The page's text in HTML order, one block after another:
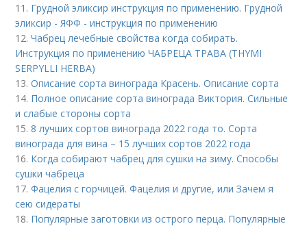
11. Грудной эликсир инструкция по применению. Грудной
эликсир - ЯФФ - инструкция по применению
12.Чабрец лечебные свойства когда собирать.
Инструкция по применению ЧАБРЕЦА ТРАВА (THYMI
SERPYLLI HERBA)
13.Описание сорта винограда Красень. Описание сорта
14. Полное описание сорта винограда Виктория. Сильные
и слабые стороны сорта
15.8 лучших сортов винограда 2022 года то. Сорта
винограда для вина – 15 лучших сортов 2022 года
16. Когда собирают чабрец для сушки на зиму. Способы
сушки чабреца
17.Фацелия с горчицей. Фацелия и другие, или Зачем я
сею сидераты
18. Популярные заготовки из острого перца. Популярные